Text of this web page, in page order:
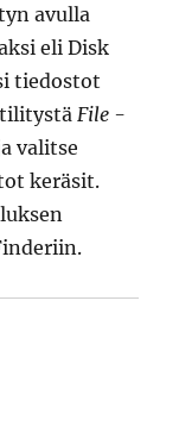
avulla
eli Disk
tiedostot
File -
valitse
keräsit.